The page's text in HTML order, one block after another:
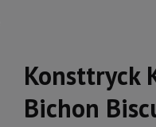
Konsttryck
Bichon